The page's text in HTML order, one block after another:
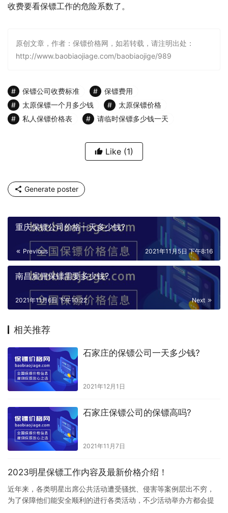
收费要看保镖工作的危险系数了。
原创文章，作者：保镖价格网，如若转载，请注明出处：
http://www.baobiaojiage.com/baobiaojige/989
保镖公司收费标准
保镖费用
太原保镖一个月多少钱
太原保镖价格
私人保镖价格表
请临时保镖多少钱一天
Like (1)
Generate poster
重庆保镖公司价格一天多少钱?
Previous 2021年11月5日 下午8:16
南昌雇佣保镖需要多少钱?
Next
2021年11月6日 下午10:22
相关推荐
石家庄的保镖公司一天多少钱?
2021年12月1日
石家庄保镖公司的保镖高吗?
2021年11月7日
2023明星保镖工作内容及最新价格介绍！
近年来，各类明星出席公共活动遭受骚扰、侵害等案例层出不穷，
为了保障他们能安全顺利的进行各类活动，不少活动举办方都会提